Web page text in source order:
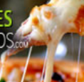
perecibles